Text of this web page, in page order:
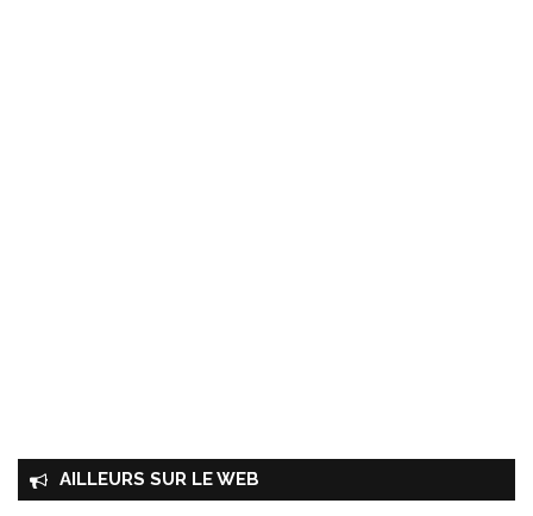
AILLEURS SUR LE WEB